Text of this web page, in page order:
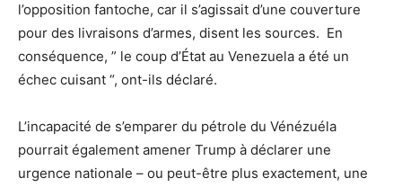
l’opposition fantoche, car il s’agissait d’une couverture
pour des livraisons d’armes, disent les sources. En
conséquence, ” le coup d’État au Venezuela a été un
échec cuisant “, ont-ils déclaré.
L’incapacité de s’emparer du pétrole du Vénézuéla
pourrait également amener Trump à déclarer une
urgence nationale – ou peut-être plus exactement, une